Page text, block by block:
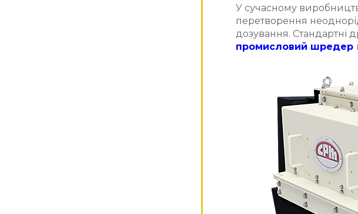
У сучасному
перетворення
дозування. Стандартні
промисловий шредер